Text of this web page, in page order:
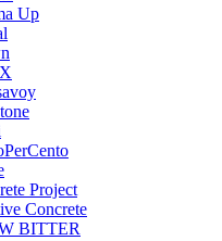
Up
Project
Concrete
BITTER